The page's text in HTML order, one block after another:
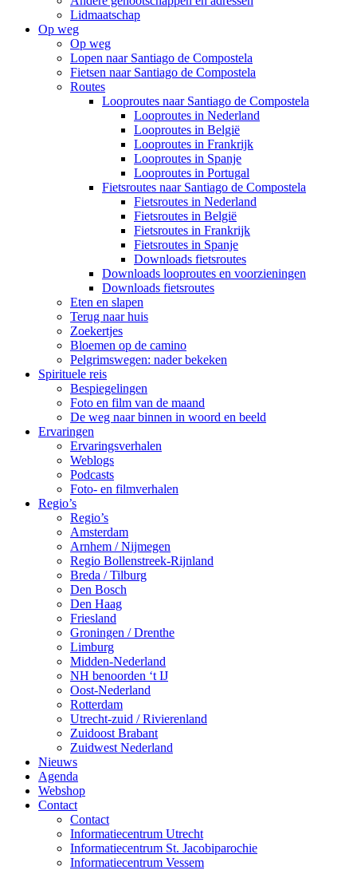
Lidmaatschap
Op weg
Op weg
Lopen naar Santiago de Compostela
Fietsen naar Santiago de Compostela
Routes
Looproutes naar Santiago de Compostela
Looproutes in Nederland
Looproutes in België
Looproutes in Frankrijk
Looproutes in Spanje
Looproutes in Portugal
Fietsroutes naar Santiago de Compostela
Fietsroutes in Nederland
Fietsroutes in België
Fietsroutes in Frankrijk
Fietsroutes in Spanje
Downloads fietsroutes
Downloads looproutes en voorzieningen
Downloads fietsroutes
Eten en slapen
Terug naar huis
Zoekertjes
Bloemen op de camino
Pelgrimswegen: nader bekeken
Spirituele reis
Bespiegelingen
Foto en film van de maand
De weg naar binnen in woord en beeld
Ervaringen
Ervaringsverhalen
Weblogs
Podcasts
Foto- en filmverhalen
Regio’s
Regio’s
Amsterdam
Arnhem / Nijmegen
Regio Bollenstreek-Rijnland
Breda / Tilburg
Den Bosch
Den Haag
Friesland
Groningen / Drenthe
Limburg
Midden-Nederland
NH benoorden ‘t IJ
Oost-Nederland
Rotterdam
Utrecht-zuid / Rivierenland
Zuidoost Brabant
Zuidwest Nederland
Nieuws
Agenda
Webshop
Contact
Contact
Informatiecentrum Utrecht
Informatiecentrum St. Jacobiparochie
Informatiecentrum Vessem